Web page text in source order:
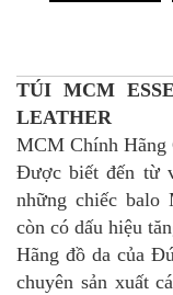
TÚI MCM
LEATHER
MCM Chính Hãng
Được biết đến từ
những chiếc balo
còn có dấu hiệu
Hãng đồ da của
chuyên sản xuất